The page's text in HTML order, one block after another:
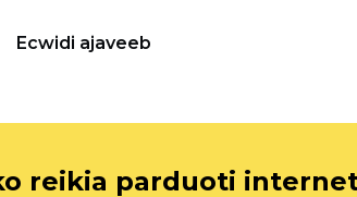
Ecwidi ajaveeb
reikia parduoti